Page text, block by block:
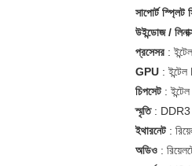
সাপোর্ট স্প্লিট
উইন্ডোজ /
প্রসেসর :
GPU :
চিপসেট:
স্মৃতি: DDR3
ইথারনেট:
অডিও :